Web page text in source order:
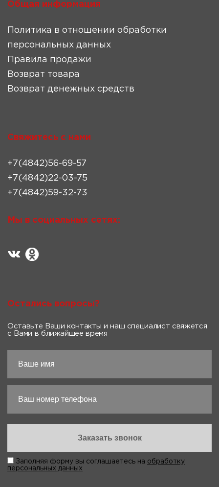
Общая информация
Политика в отношении обработки
персональных данных
Правила продажи
Возврат товара
Возврат денежных средств
Свяжитесь с нами
+7(4842)56-69-57
+7(4842)22-03-75
+7(4842)59-32-73
Мы в социальных сетях:
Остались вопросы?
Оставьте Ваши контакты и наш специалист свяжется
с Вами в ближайшее время
Заполняя форму вы соглашаетесь на обработку
персональных данных